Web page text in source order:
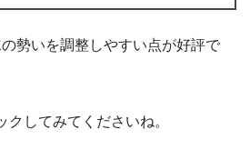
勢いを調整しやすい点が好評で
クしてみてくださいね。